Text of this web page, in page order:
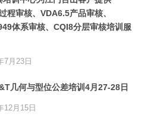
程审核、VDA6.5产品审核、
体系审核、CQI8分层审核培训服
7月23日
几何与型位公差培训4月27-28日
12月15日